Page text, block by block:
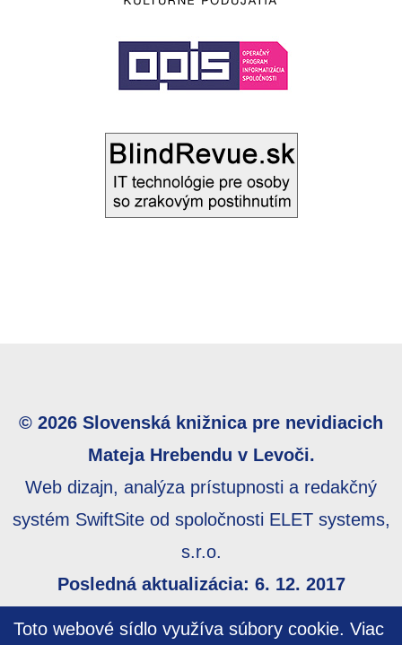
Toto webové sídlo využíva súbory cookie. Viac
© 2026 Slovenská knižnica pre nevidiacich
Mateja Hrebendu v Levoči.
Web dizajn, analýza prístupnosti a redakčný
systém SwiftSite od spoločnosti ELET systems,
s.r.o.
Posledná aktualizácia: 6. 12. 2017